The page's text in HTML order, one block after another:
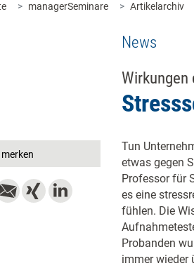
managerSeminare Artikelarchiv
News
Wirkungen
merken
Tun
etwas gegen
Professor für
es eine
fühlen. Die
Probanden
immer wieder